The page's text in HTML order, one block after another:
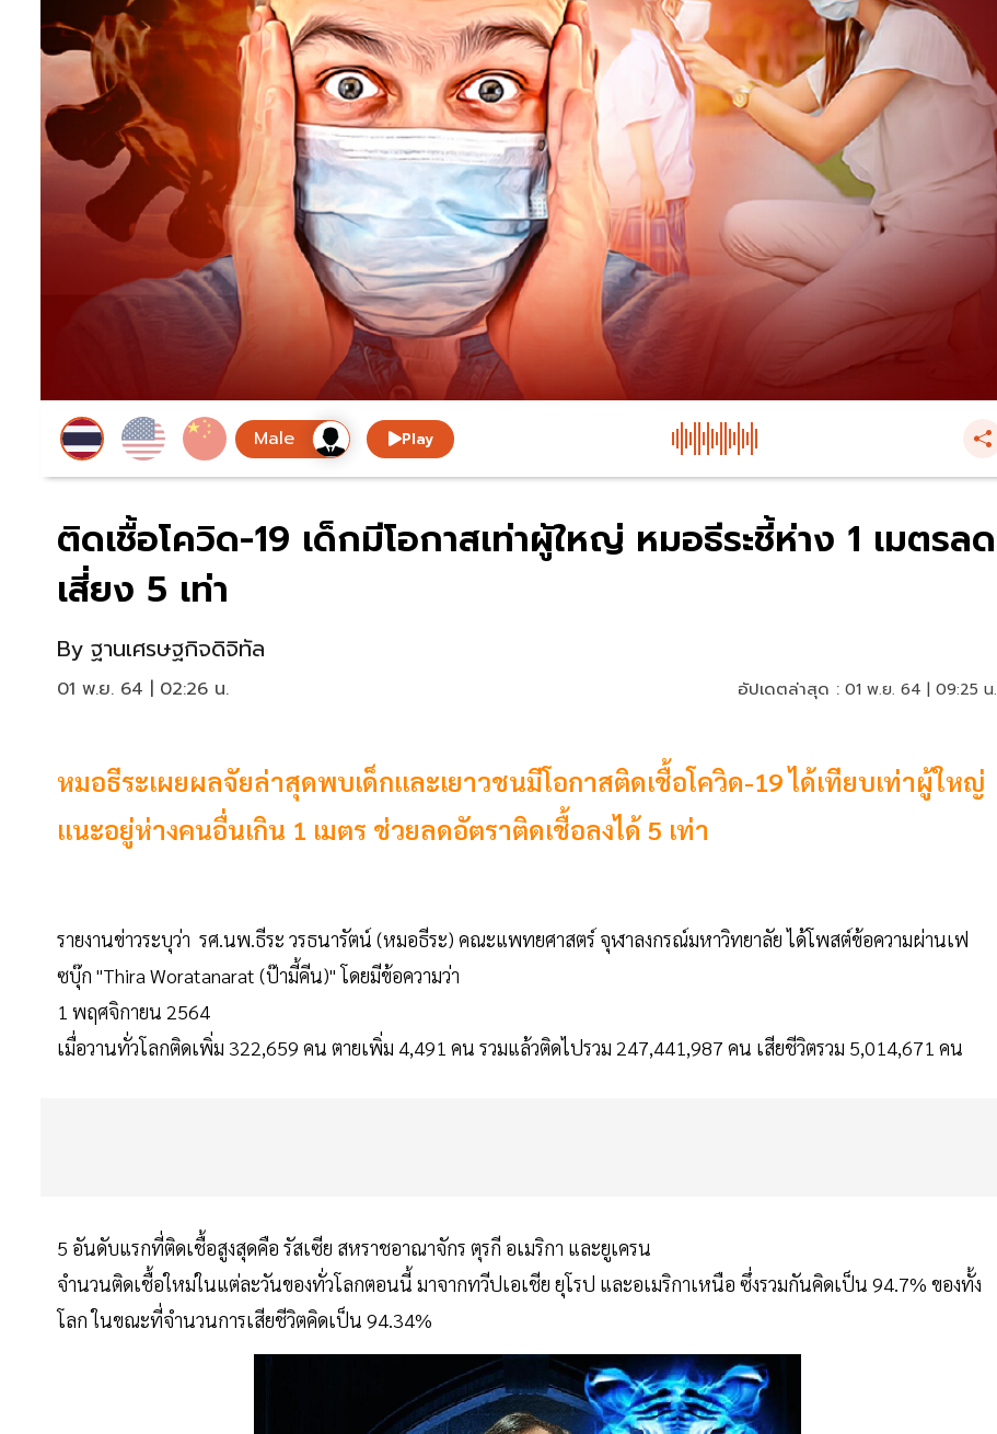
Play
ติดเชื้อโควิด-19 เด็กมีโอกาสเท่าผู้ใหญ่ หมอธีระชี้ห่าง 1 เมตรลด
เสี่ยง 5 เท่า
By ฐานเศรษฐกิจดิจิทัล
01 พ.ย. 64 | 02:26 น. อัปเดตล่าสุด : 01 พ.ย. 64 | 09:25 น.
หมอธีระเผยผลจัยล่าสุดพบเด็กและเยาวชนมีโอกาสติดเชื้อโควิด-19 ได้เทียบเท่าผู้ใหญ่
แนะอยู่ห่างคนอื่นเกิน 1 เมตร ช่วยลดอัตราติดเชื้อลงได้ 5 เท่า
รายงานข่าวระบุว่า รศ.นพ.ธีระ วรธนารัตน์ (หมอธีระ) คณะแพทยศาสตร์ จุฬาลงกรณ์มหาวิทยาลัย ได้โพสต์ข้อความผ่านเฟ
ซบุ๊ก "Thira Woratanarat (ป๊ามี้คีน)" โดยมีข้อความว่า
1 พฤศจิกายน 2564
เมื่อวานทั่วโลกติดเพิ่ม 322,659 คน ตายเพิ่ม 4,491 คน รวมแล้วติดไปรวม 247,441,987 คน เสียชีวิตรวม 5,014,671 คน
5 อันดับแรกที่ติดเชื้อสูงสุดคือ รัสเซีย สหราชอาณาจักร ตุรกี อเมริกา และยูเครน
จำนวนติดเชื้อใหม่ในแต่ละวันของทั่วโลกตอนนี้ มาจากทวีปเอเชีย ยุโรป และอเมริกาเหนือ ซึ่งรวมกันคิดเป็น 94.7% ของทั้ง
โลก ในขณะที่จำนวนการเสียชีวิตคิดเป็น 94.34%